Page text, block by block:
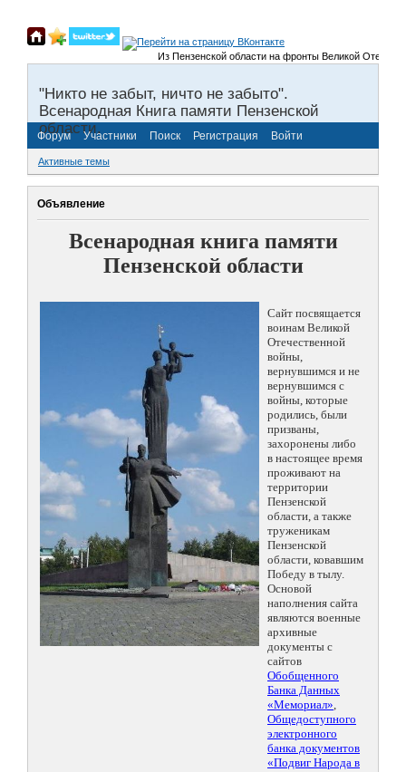
Из Пензенской области на фронты Великой
"Никто не забыт, ничто не забыто".
Всенародная Книга памяти Пензенской
области.
Форум Участники Поиск Регистрация Войти
Активные темы
Объявление
Всенародная книга памяти
Пензенской области
Сайт посвящается
воинам Великой
Отечественной
войны,
вернувшимся и не
вернувшимся с
войны, которые
родились, были
призваны,
захоронены либо
в настоящее время
проживают на
территории
Пензенской
области, а также
труженикам
Пензенской
области, ковавшим
Победу в тылу.
Основой
наполнения сайта
являются военные
архивные
документы с
сайтов
Обобщенного
Банка Данных
«Мемориал»,
Общедоступного
электронного
банка документов
«Подвиг Народа в